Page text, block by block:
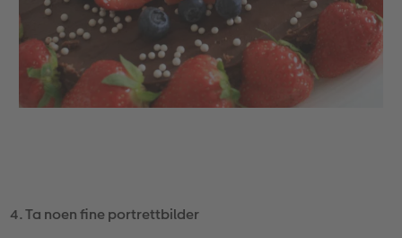
4. Ta noen fine portrettbilder